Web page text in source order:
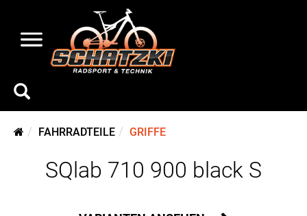
FAHRRADTEILE GRIFFE
SQlab 710 900 black S